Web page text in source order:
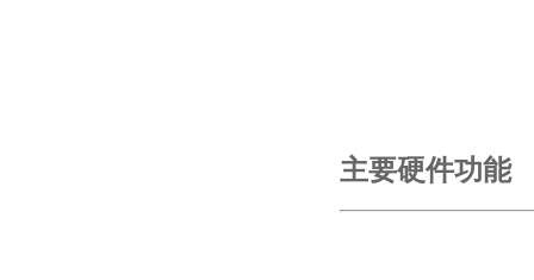
主要硬件功能